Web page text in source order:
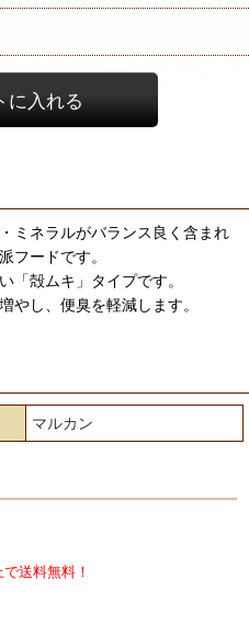
に入れる
ミネラルがバランス良く含まれ
フードです。
「殻ムキ」タイプです。
やし、便臭を軽減します。
マルカン
送料無料！